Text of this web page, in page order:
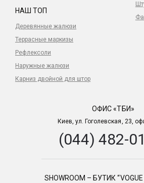
НАШ ТОП
Деревянные жалюзи
Террасные маркизы
Рефлексоли
Наружные жалюзи
Карниз двойной для штор
ОФИС «ТБИ»
Киев, ул. Гоголевская, 23,
(044) 482-
SHOWROOM – БУТИК “VOGUE